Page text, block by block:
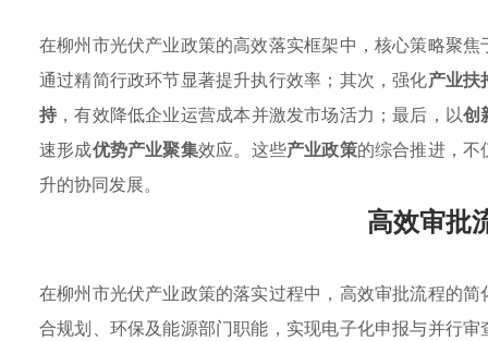
在柳州市光伏产业政策的高效落实框架中，核心策略聚
通过精简行政环节显著提升执行效率；其次，强化产业扶
持 ，有效降低企业运营成本并激发市场活力；最后，以创
速形成优势产业聚集效应。这些产业政策的综合推进，不
升的协同发展。
高效审批
在柳州市光伏产业政策的落实过程中，高效审批流程的
合规划、环保及能源部门职能，实现电子化申报与并行